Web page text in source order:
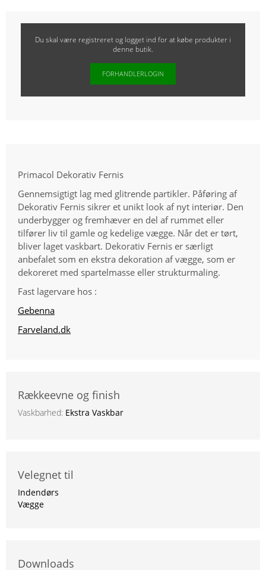
Du skal være registreret og logget ind for at købe produkter i
denne butik.
FORHANDLERLOGIN
Primacol Dekorativ Fernis
Gennemsigtigt lag med glitrende partikler. Påføring af
Dekorativ Fernis sikrer et unikt look af nyt interiør. Den
underbygger og fremhæver en del af rummet eller
tilfører liv til gamle og kedelige vægge. Når det er tørt,
bliver laget vaskbart. Dekorativ Fernis er særligt
anbefalet som en ekstra dekoration af vægge, som er
dekoreret med spartelmasse eller strukturmaling.
Fast lagervare hos :
Gebenna
Farveland.dk
Rækkeevne og finish
Vaskbarhed: Ekstra Vaskbar
Velegnet til
Indendørs
Vægge
Downloads